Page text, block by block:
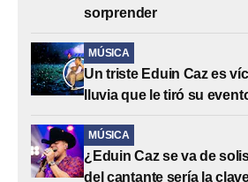
sorprender
MÚSICA
Un triste Eduin Caz es
lluvia que le tiró su
MÚSICA
¿Eduin Caz se va de
del cantante sería la